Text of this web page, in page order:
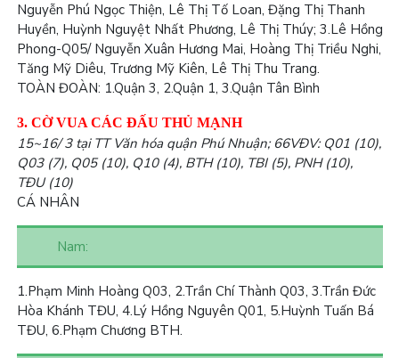
Nguyễn Phú Ngọc Thiện, Lê Thị Tố Loan, Đặng Thị Thanh
Huyền, Huỳnh Nguyệt Nhất Phương, Lê Thị Thúy; 3.Lê Hồng
Phong-Q05/ Nguyễn Xuân Hương Mai, Hoàng Thị Triều Nghi,
Tăng Mỹ Diêu, Trương Mỹ Kiên, Lê Thị Thu Trang.
TOÀN ĐOÀN: 1.Quận 3, 2.Quận 1, 3.Quận Tân Bình
3. CỜ VUA CÁC ĐẤU THỦ MẠNH
15~16/ 3 tại TT Văn hóa quận Phú Nhuận; 66VĐV: Q01 (10),
Q03 (7), Q05 (10), Q10 (4), BTH (10), TBI (5), PNH (10),
TĐU (10)
CÁ NHÂN
Nam:
1.Phạm Minh Hoàng Q03, 2.Trần Chí Thành Q03, 3.Trần Đức
Hòa Khánh TĐU, 4.Lý Hồng Nguyên Q01, 5.Huỳnh Tuấn Bá
TĐU, 6.Phạm Chương BTH.